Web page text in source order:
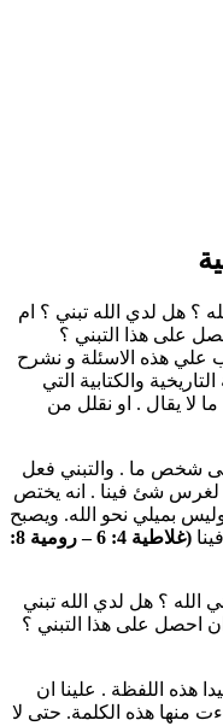
؟ هل لدي الله تبني ؟ ام
على هذا التبني ؟
علي هذه الاسئلة و نشرح
والكتابية التي
لا يقال . او نقلل من
شخص ما . والتبني فعل
لغرس شئ فينا . انه يختص
بميلي نحو الله. ويصبح
(غلاطية 4: 6 – رومية 8:
الله ؟ هل لدي الله تبني
احصل على هذا التبني ؟
هذه اللفظة . علينا ان
منها هذه الكلمة. حتى لا